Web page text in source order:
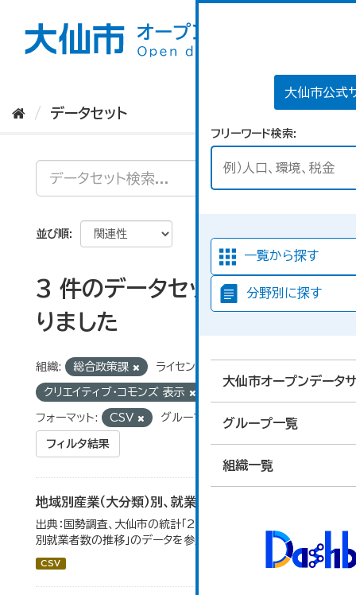
大仙市公式
フリーワード検索
一覧から探す
分野別に探す
大仙市オープンデータ
グループ一覧
組織一覧
データセット
並び順
3 件のデータセットが見つか
りました
組織: 総合政策課 ライセンス:
クリエイティブ・コモンズ 表示
フォーマット: CSV グループ: 03_労働・賃金
フィルタ結果
地域別産業（大分類）別、就業者数
出典：国勢調査、大仙市の統計「2-8 地域別産業（大分類）
別就業者数の推移」のデータを参照しています。
CSV